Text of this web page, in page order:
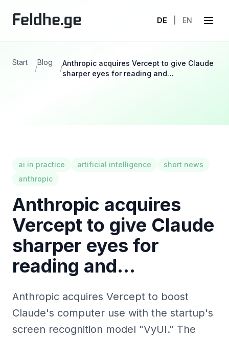
DE EN
Start
/
Blog
/
Anthropic acquires Vercept to give Claude
sharper eyes for reading and…
ai in practice artificial intelligence
short news
anthropic
Anthropic acquires
Vercept to give Claude
sharper eyes for
reading and…
Anthropic acquires Vercept to boost
Claude's computer use with the startup's
screen recognition model "VyUI." The